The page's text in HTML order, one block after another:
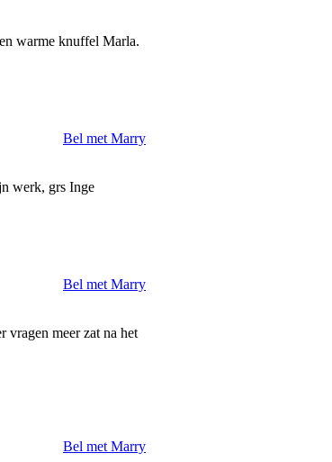
warme knuffel Marla.
Bel met Marry
werk, grs Inge
Bel met Marry
vragen meer zat na het
Bel met Marry